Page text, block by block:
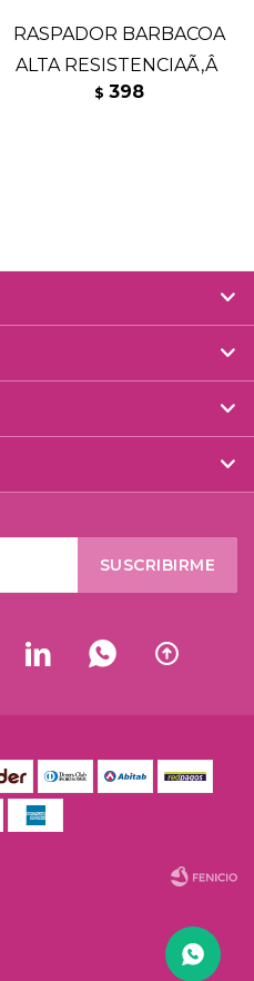
RASPADOR BARBACOA
ALTA RESISTENCIAÃ‚Â
$ 398
SUSCRIBIRME
  